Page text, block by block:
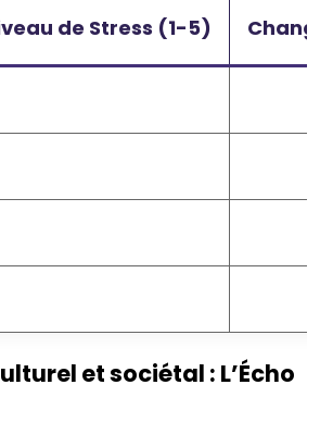
de Stress (1-5)
et sociétal : L’Écho